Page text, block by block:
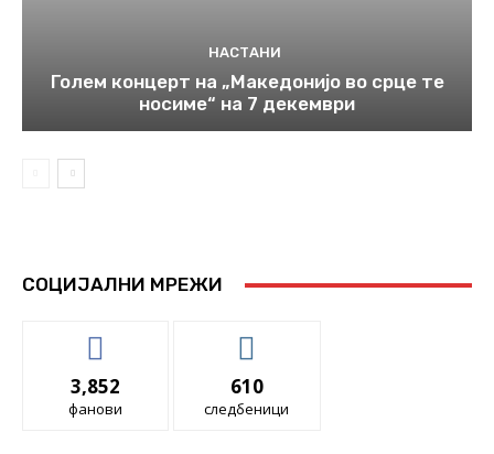
НАСТАНИ
Голем концерт на „Македонијо во срце те
носиме“ на 7 декември
СОЦИЈАЛНИ МРЕЖИ
3,852
фанови
610
следбеници